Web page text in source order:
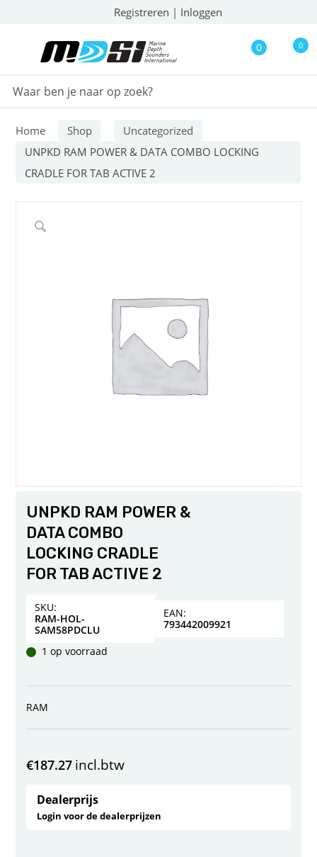
Registreren | Inloggen
0 0
Home Shop
Uncategorized
UNPKD RAM POWER & DATA COMBO LOCKING
CRADLE FOR TAB ACTIVE 2
UNPKD RAM POWER &
DATA COMBO
LOCKING CRADLE
FOR TAB ACTIVE 2
SKU:
RAM-HOL-
SAM58PDCLU
EAN:
793442009921
1 op voorraad
RAM
€187.27 incl.btw
Dealerprijs
Login voor de dealerprijzen